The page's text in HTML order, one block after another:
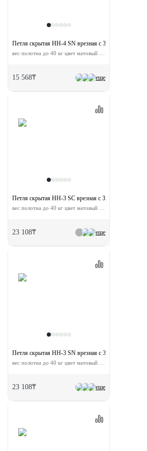
еще
Петля скрытая HH-4 SN врезная с 3D-регулировкой
15 568₸
еще
Петля скрытая HH-3 SC врезная с 3D-регулировкой
23 108₸
еще
Петля скрытая HH-3 SN врезная с 3D-регулировкой
23 108₸